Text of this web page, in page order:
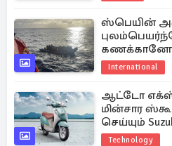
ஸ்பெயின்
நாட்டவர் என
International
ஆட்டோ
மின்சார
செய்யும்
Technology